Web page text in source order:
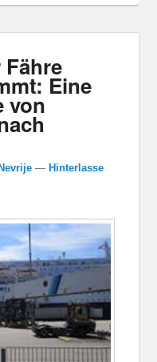
Eine
von
Nevrije — Hinterlasse